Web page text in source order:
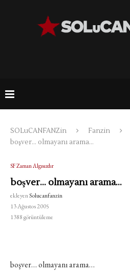
SOLuCANFANZin Fanzin
boşver… olmayanı arama…
SF Zaman Algısızdır
boşver… olmayanı arama…
ekleyenSolucanfanzin
13 Ağustos 2005
1388görüntüleme
boşver… olmayanı arama…